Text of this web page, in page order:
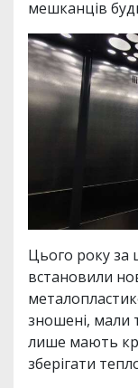
мешканців
Цього року за
встановили
зношені, мали
лише мають
зберігати